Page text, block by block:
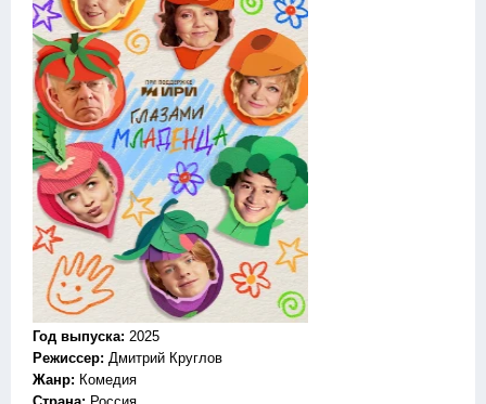
Год выпуска: 2025
Режиссер: Дмитрий Круглов
Жанр: Комедия